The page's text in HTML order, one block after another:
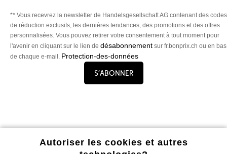
Pour résumer : les brise-bises font partis de l'aménagement de
votre pièce donc ils méritent toute votre attention en matière
de décoration !
Les différents tissus de brise-bises
Le choix du brise-bise s’effectue en fonction de la lumière et
entrer la lumière, optez pour un brise bise transparent en
dentelle ou en voile de coton.
** Vous recevrez la newsletter de Handelsgesellschaft AG contenant des codes
de réduction exclusifs, les dernières tendances, des promotions et des offres
personnalisées. Vous pouvez retirer votre consentement à tout moment pour
l'avenir en cliquant sur le lien de désabonnement sur fr.bonprix.ch ou en bas
de chaque e-mail. Protection-des-données
S’abonner
Autoriser les cookies et autres